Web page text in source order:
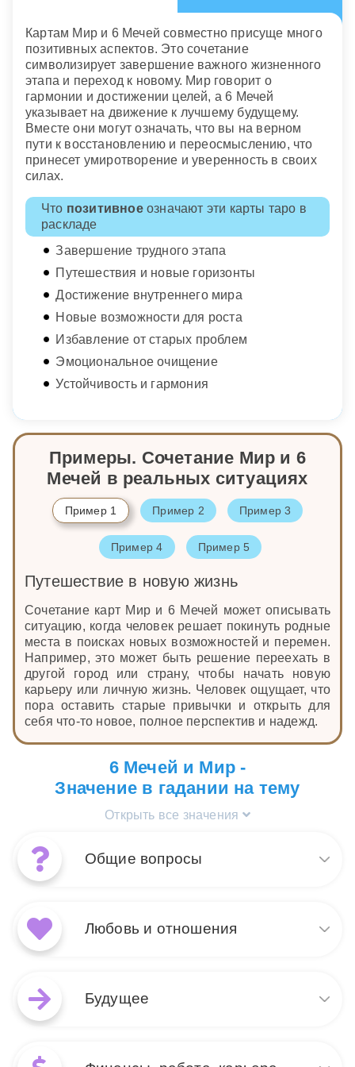
Картам Мир и 6 Мечей совместно присуще много
позитивных аспектов. Это сочетание
символизирует завершение важного жизненного
этапа и переход к новому. Мир говорит о
гармонии и достижении целей, а 6 Мечей
указывает на движение к лучшему будущему.
Вместе они могут означать, что вы на верном
пути к восстановлению и переосмыслению, что
принесет умиротворение и уверенность в своих
силах.
Что позитивноеозначают эти карты таро в
раскладе
Завершение трудного этапа
Путешествия и новые горизонты
Достижение внутреннего мира
Новые возможности для роста
Избавление от старых проблем
Эмоциональное очищение
Устойчивость и гармония
Примеры. Сочетание Мир и 6
Мечей в реальных ситуациях
Пример 1 Пример 2 Пример 3
Пример 4 Пример 5
Путешествие в новую жизнь
Сочетание карт Мир и 6 Мечей может описывать
ситуацию, когда человек решает покинуть родные
места в поисках новых возможностей и перемен.
Например, это может быть решение переехать в
другой город или страну, чтобы начать новую
карьеру или личную жизнь. Человек ощущает, что
пора оставить старые привычки и открыть для
себя что-то новое, полное перспектив и надежд.
6 Мечей и Мир -
Значение в гадании на тему
Открыть все значения
Общие вопросы
Мечей в общих вопросах
внутреннем росте и
Любовь и отношения
Будущее
сочетание карт Таро Мир и 6